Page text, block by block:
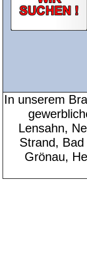
In unserem
Lensahn,
Strand,
Grönau,